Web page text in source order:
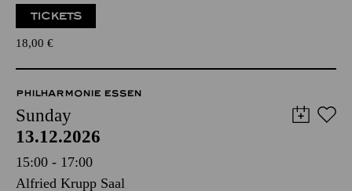
TICKETS
18,00 €
PHILHARMONIE ESSEN
Sunday
13.12.2026
15:00 - 17:00
Alfried Krupp Saal